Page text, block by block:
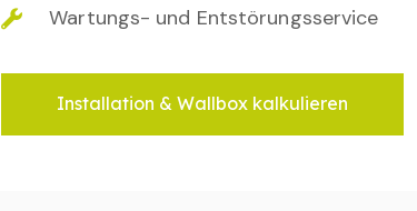
Wartungs- und Entstörungsservice
Installation & Wallbox kalkulieren